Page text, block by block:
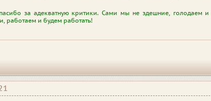
за адекватную критики. Сами мы не здешние, голодаем и
работаем и будем работать!